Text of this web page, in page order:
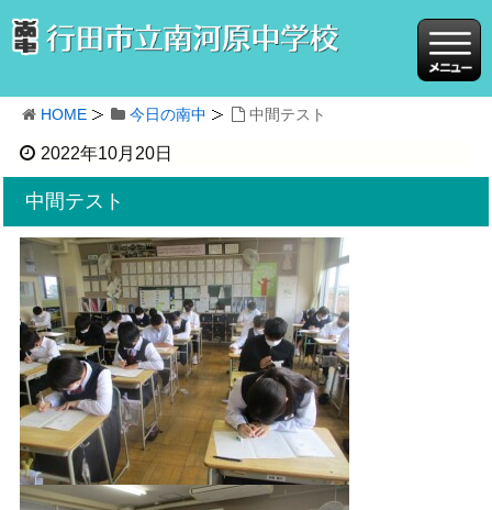
HOME 今日の南中 中間テスト
2022年10月20日
中間テスト